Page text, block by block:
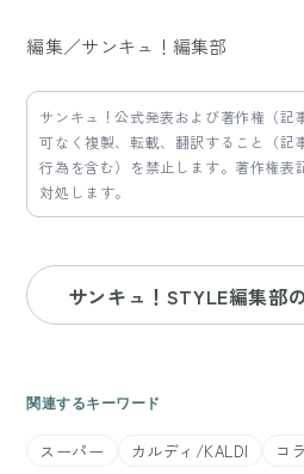
編集／サンキュ！編集部
サンキュ！公式発表および著作権（記
可なく複製、転載、翻訳すること（記
行為を含む）を禁止します。著作権表
対処します。
サンキュ！STYLE編集部
関連するキーワード
スーパー カルディ/KALDI コ